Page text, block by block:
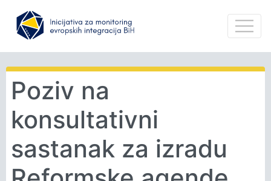
Poziv na
konsultativni
sastanak za izradu